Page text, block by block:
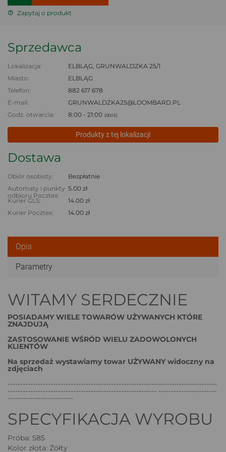
Zapytaj o produkt
Sprzedawca
Lokalizacja:
ELBLĄG, GRUNWALDZKA 25/1
Miasto:
ELBLĄG
Telefon:
882 617 678
E-mail:
GRUNWALDZKA25@LOOMBARD.PL
Godz. otwarcia:
8:00 - 21:00 (dziś)
Produkty z tej lokalizacji
Dostawa
Obiór osobisty:
Bezpłatnie
Automaty i punkty
odbioru Pocztex:
5.00 zł
Kurier GLS:
14.00 zł
Kurier Pocztex:
14.00 zł
Opis
Parametry
WITAMY SERDECZNIE
POSIADAMY WIELE TOWARÓW UŻYWANYCH KTÓRE
ZNAJDUJĄ
ZASTOSOWANIE WŚRÓD WIELU ZADOWOLONYCH
KLIENTÓW
Na sprzedaż wystawiamy towar UŻYWANY widoczny na
zdjęciach
-----------------------------------------------------------------------------------
----------------------------------------------------------- -----------------------
--------------------------
SPECYFIKACJA WYROBU
Próba: 585
Kolor złota: Żółty